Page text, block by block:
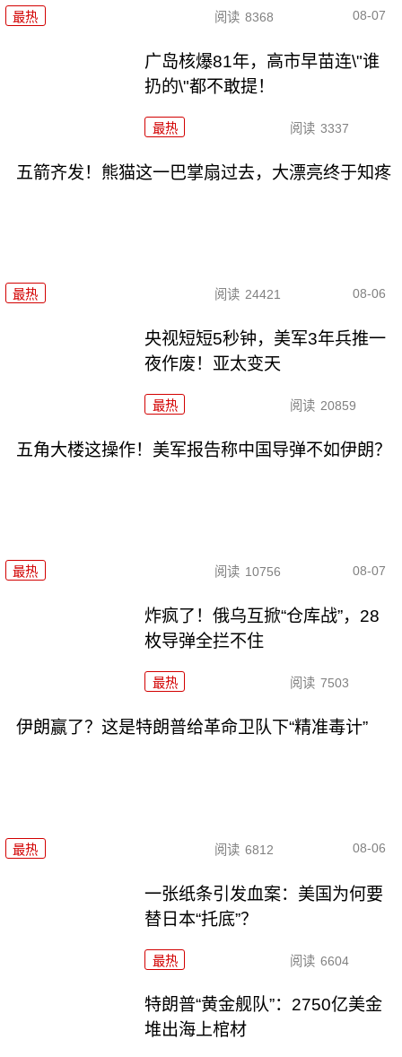
最热 阅读 8368 08-07
广岛核爆81年，高市早苗连\"谁
扔的\"都不敢提！
最热 阅读 3337
五箭齐发！熊猫这一巴掌扇过去，大漂亮终于知疼
最热 阅读 24421 08-06
央视短短5秒钟，美军3年兵推一
夜作废！亚太变天
最热 阅读 20859
五角大楼这操作！美军报告称中国导弹不如伊朗？
最热 阅读 10756 08-07
炸疯了！俄乌互掀“仓库战”，28
枚导弹全拦不住
最热 阅读 7503
伊朗赢了？这是特朗普给革命卫队下“精准毒计”
最热 阅读 6812 08-06
一张纸条引发血案：美国为何要
替日本“托底”？
最热 阅读 6604
特朗普“黄金舰队”：2750亿美金
堆出海上棺材